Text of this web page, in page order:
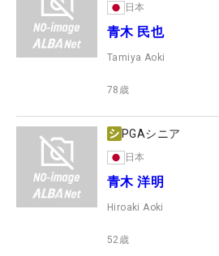
日本
青木 民也
Tamiya Aoki
78 歳
PGAシニア
日本
青木 洋明
Hiroaki Aoki
52歳